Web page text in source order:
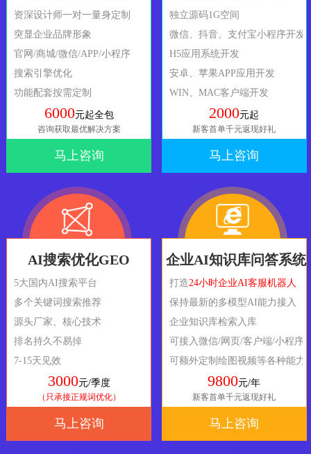
资深设计师一对一量身定制
突显企业品牌形象
官网/商城/微信/APP/小程序
搜索引擎优化
功能配套按需定制
6000元起全包
咨询获取最优解决方案
马上咨询
独立源码1G空间
微信、抖音、支付宝小程序开发
H5应用系统开发
安卓、苹果APP应用开发
WIN、MAC客户端开发
2000元起
新客首单千元返现好礼
马上咨询
AI搜索优化GEO
5大国内AI搜索平台
多个关键词搜索推荐
源头厂家、核心技术
排名持久不易掉
7-15天见效
3000元/季度
（只承接正规词优化）
马上咨询
企业AI知识库问答系统
打造24小时企业AI客服机器人
保持最新的多模型AI能力接入
企业知识库检索入库
可接入微信/网页/客户端/小程序
可额外定制绘图视频等各种能力
9800元/年
新客首单千元返现好礼
马上咨询